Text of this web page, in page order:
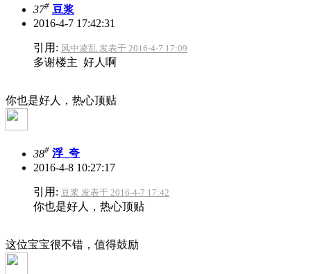
37# 豆浆
2016-4-7 17:42:31
引用: 风中凌乱 发表于 2016-4-7 17:09
多谢楼主 好人啊
你也是好人，热心顶贴
38# 浮_夸
2016-4-8 10:27:17
引用: 豆浆 发表于 2016-4-7 17:42
你也是好人，热心顶贴
这位宝宝很不错，值得鼓励